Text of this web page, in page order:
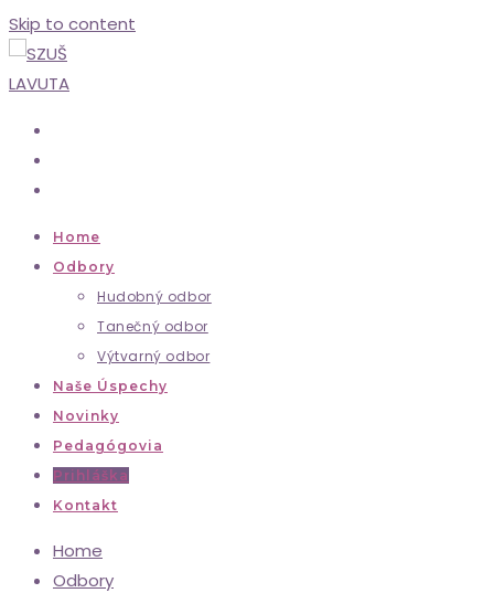
Skip to content
Home
Odbory
Hudobný odbor
Tanečný odbor
Výtvarný odbor
Naše Úspechy
Novinky
Pedagógovia
Prihláška
Kontakt
Home
Odbory